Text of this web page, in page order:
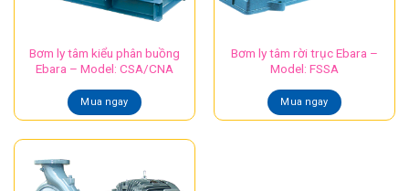
Bơm ly tâm kiểu phân buồng
Ebara – Model: CSA/CNA
Mua ngay
Bơm ly tâm rời trục Ebara –
Model: FSSA
Mua ngay